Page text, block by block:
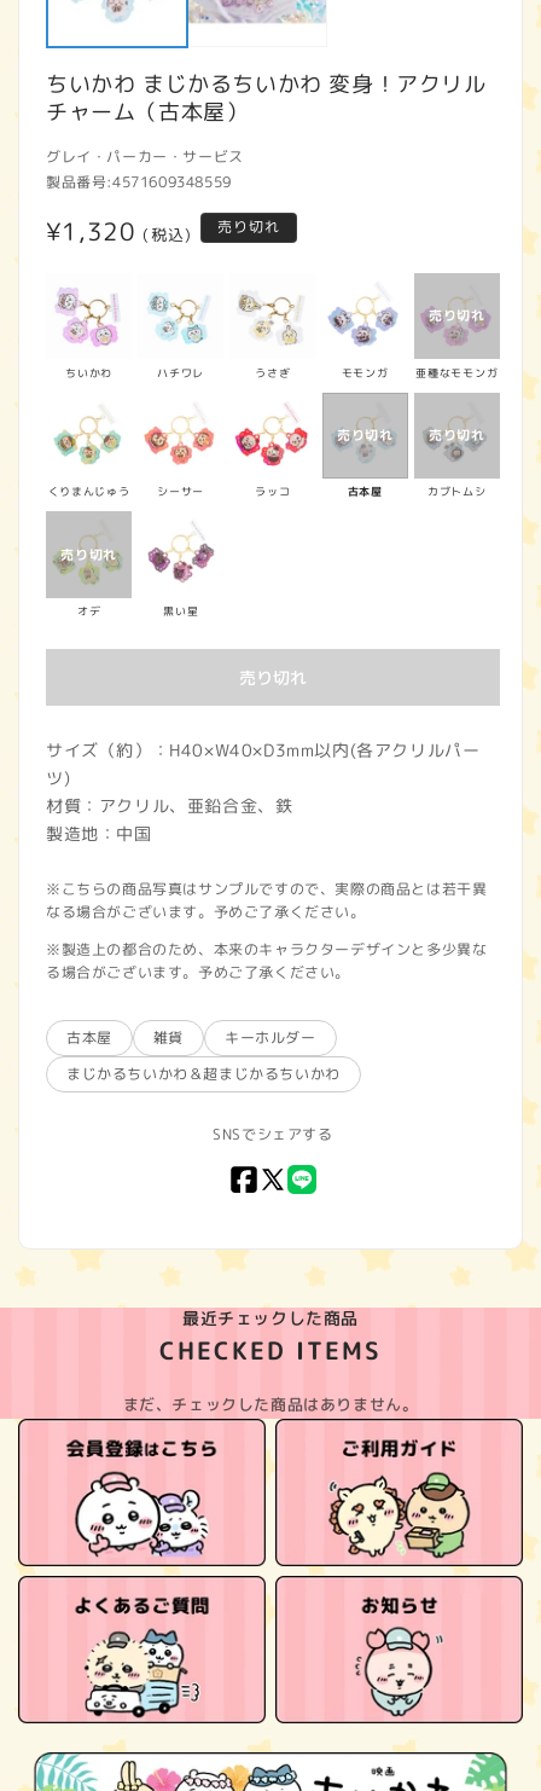
ちいかわ まじかるちいかわ 変身！アクリル
チャーム（古本屋）
グレイ・パーカー・サービス
製品番号:4571609348559
通
価
格
¥1,320 (税込) 売り切れ
ちいかわ ハチワレ うさぎ モモンガ 亜種なモモンガ
くりまんじゅう シーサー ラッコ 古本屋 カブトムシ
オデ 黒い星
売り切れ
サイズ（約）：H40×W40×D3mm以内(各アクリルパー
ツ)
材質：アクリル、亜鉛合金、鉄
製造地：中国
※こちらの商品写真はサンプルですので、実際の商品とは若干異
なる場合がございます。予めご了承ください。
※製造上の都合のため、本来のキャラクターデザインと多少異な
る場合がございます。予めご了承ください。
古本屋 雑貨
キーホルダー
まじかるちいかわ＆超まじかるちいかわ
SNSでシェアする
Facebook
X
最近チェックした商品
CHECKED ITEMS
まだ、チェックした商品はありません。